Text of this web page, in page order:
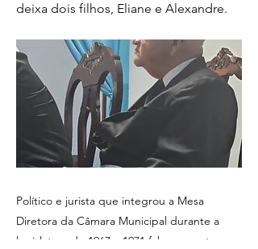
deixa dois filhos, Eliane e Alexandre.
Político e jurista que integrou a Mesa
Diretora da Câmara Municipal durante a
legislatura de 1967 a 1971 faleceu nesta